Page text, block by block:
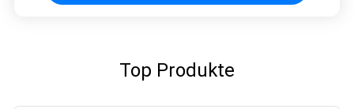
Top Produkte